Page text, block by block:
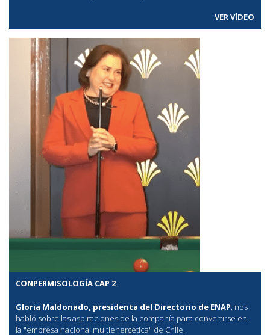
VER VÍDEO
CONPERMISOLOGÍA CAP 2
Gloria Maldonado, presidenta del Directorio de ENAP, nos
habló sobre las aspiraciones de la compañía para convertirse en
la "empresa nacional multienergética" de Chile.